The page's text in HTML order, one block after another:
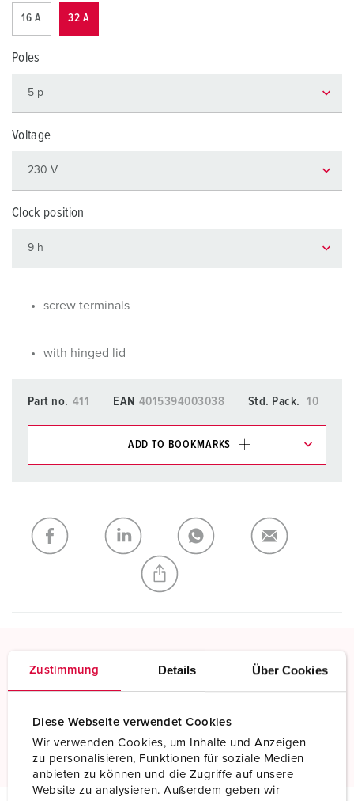
Zustimmung Details Über Cookies
Diese Webseite verwendet Cookies
Wir verwenden Cookies, um Inhalte und Anzeigen
zu personalisieren, Funktionen für soziale Medien
anbieten zu können und die Zugriffe auf unsere
Website zu analysieren. Außerdem geben wir
16 A 32 A
Poles
Voltage
Clock position
screw terminals
with hinged lid
Part no. 411 EAN 4015394003038 Std. Pack. 10
ADD TO BOOKMARKS
My list ADD
CREATE A NEW LIST
Screw terminals